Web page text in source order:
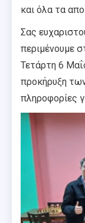
και όλα τα
Σας
περιμένουμε
Τετάρτη 6
προκήρυξη
πληροφορίες